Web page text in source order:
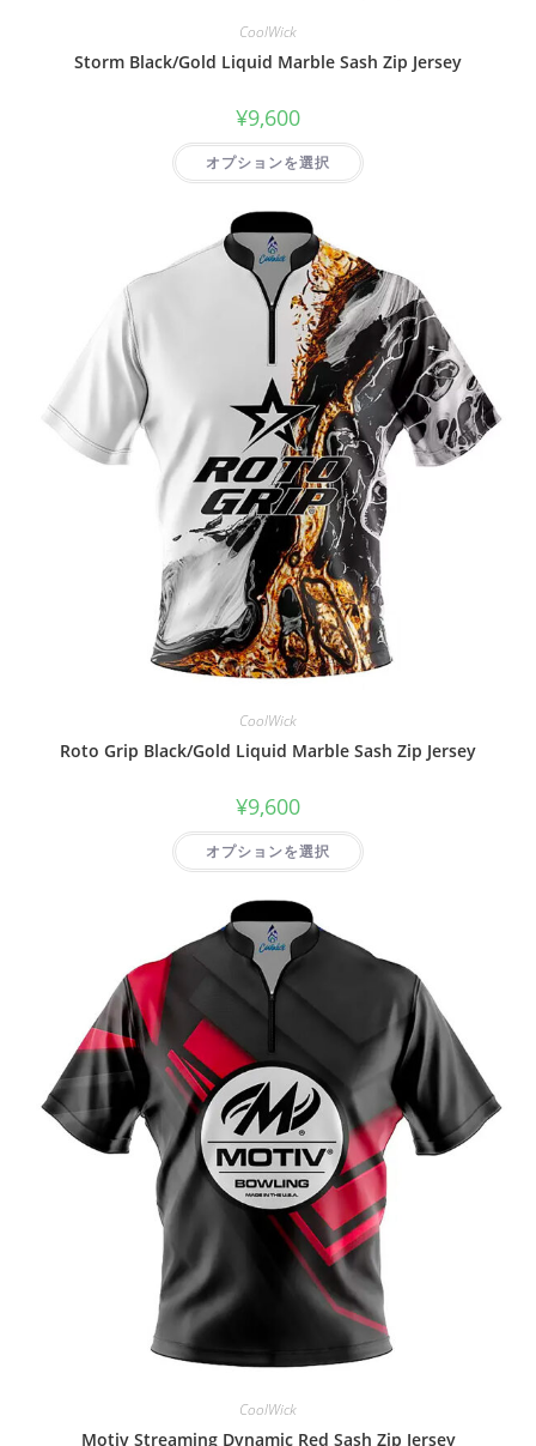
CoolWick
Storm Black/Gold Liquid Marble Sash Zip Jersey
¥9,600
オプションを選択
CoolWick
Roto Grip Black/Gold Liquid Marble Sash Zip Jersey
¥9,600
オプションを選択
CoolWick
Motiv Streaming Dynamic Red Sash Zip Jersey